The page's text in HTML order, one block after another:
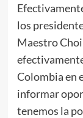
los
Maestro
Colombia en
informar
tenemos la